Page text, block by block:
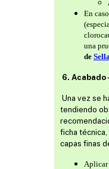
En
una
de
6. Acabado
Una vez se
tendiendo
ficha
capas finas
Aplicar